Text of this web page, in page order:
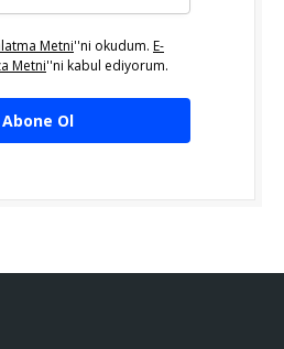
Metni''ni okudum. E-
Metni''ni kabul ediyorum.
Abone Ol